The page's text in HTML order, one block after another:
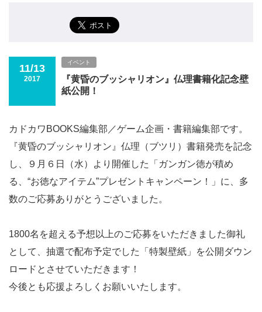
11/13
2017
イベント
『黄昏のブッシャリオン』仏理書籍化記念壁
紙公開！
カドカワBOOKS編集部／ゲーム企画・書籍編集部です。
『黄昏のブッシャリオン』仏理（ブツリ）書籍発売を記念
し、９月６日（水）より開催した「ガンガン徳が積め
る、“お徳なアイテム”プレゼントキャンペーン！」に、多
数のご応募ありがとうございました。
1800名を超える予想以上のご応募をいただきました御礼
として、抽選で配布予定でした「特製壁紙」を公開ダウン
ロードとさせていただきます！
今後とも応援よろしくお願いいたします。